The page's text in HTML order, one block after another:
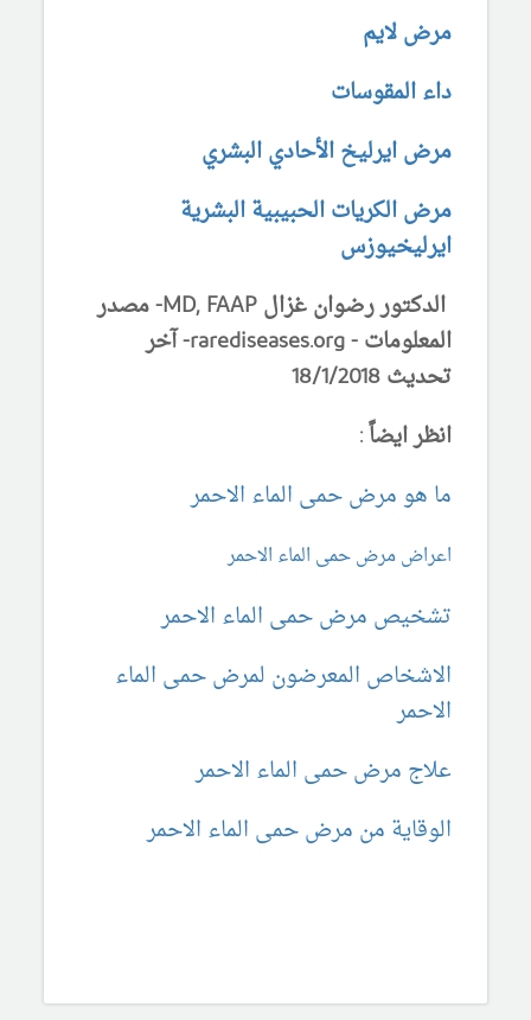
مرض لايم
داء المقوسات
مرض ايرليخ الأحادي البشري
مرض الكريات الحبيبية البشرية
ايرليخيوزس
الدكتور رضوان غزال MD, FAAP- مصدر
المعلومات - rarediseases.org- آخر
تحديث 18/1/2018
انظر ايضاً :
ما هو مرض حمى الماء الاحمر
اعراض مرض حمى الماء الاحمر
تشخيص مرض حمى الماء الاحمر
الاشخاص المعرضون لمرض حمى الماء
الاحمر
علاج مرض حمى الماء الاحمر
الوقاية من مرض حمى الماء الاحمر